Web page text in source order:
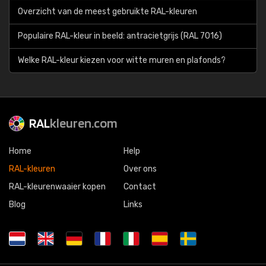
Overzicht van de meest gebruikte RAL-kleuren
Populaire RAL-kleur in beeld: antracietgrijs (RAL 7016)
Welke RAL-kleur kiezen voor witte muren en plafonds?
RALkleuren.com
Home
RAL-kleuren
RAL-kleurenwaaier kopen
Blog
Help
Over ons
Contact
Links